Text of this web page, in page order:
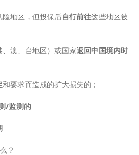
地区，但投保后自行前往这些地区被
、澳、台地区）或国家返回中国境内时
和要求而造成的扩大损失的；
/监测的
？